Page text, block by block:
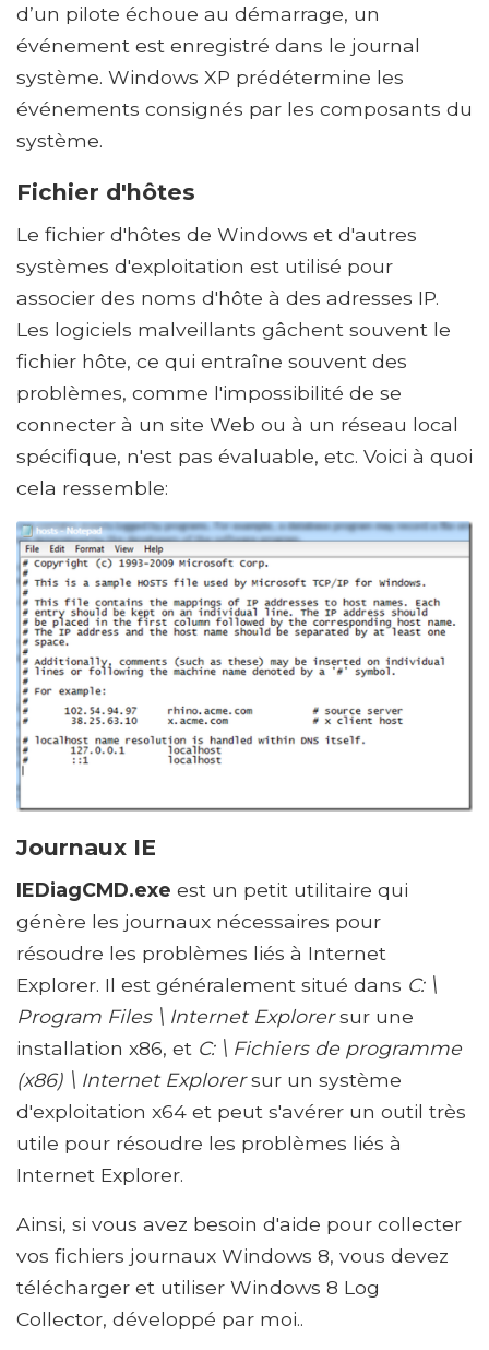
d’un pilote échoue au démarrage, un
événement est enregistré dans le journal
système. Windows XP prédétermine les
événements consignés par les composants du
système.
Fichier d'hôtes
Le fichier d'hôtes de Windows et d'autres
systèmes d'exploitation est utilisé pour
associer des noms d'hôte à des adresses IP.
Les logiciels malveillants gâchent souvent le
fichier hôte, ce qui entraîne souvent des
problèmes, comme l'impossibilité de se
connecter à un site Web ou à un réseau local
spécifique, n'est pas évaluable, etc. Voici à quoi
cela ressemble:
Journaux IE
IEDiagCMD.exe est un petit utilitaire qui
génère les journaux nécessaires pour
résoudre les problèmes liés à Internet
Explorer. Il est généralement situé dans C: \
Program Files \ Internet Explorersur une
installation x86, et C: \ Fichiers de programme
(x86) \ Internet Explorersur un système
d'exploitation x64 et peut s'avérer un outil très
utile pour résoudre les problèmes liés à
Internet Explorer.
Ainsi, si vous avez besoin d'aide pour collecter
vos fichiers journaux Windows 8, vous devez
télécharger et utiliser Windows 8 Log
Collector, développé par moi..